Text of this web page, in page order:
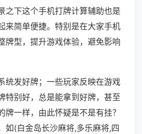
之下这个手机打牌计算辅助也是
来简单便捷。特别是在大家手机
牌型，提升游戏体验，避免影响
统发好牌；一些玩家反映在游戏
特别好，总是能拿到好牌，甚至
牌一样，由此怀疑是不是有挂？
如(白金岛长沙麻将,多乐麻将,四